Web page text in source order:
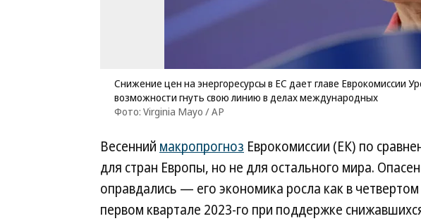
Снижение цен на энергоресурсы в ЕС дает главе Еврокомиссии
возможности гнуть свою линию в делах международных
Фото: Virginia Mayo / AP
Весенний макропрогноз Еврокомиссии (ЕК) по
для стран Европы, но не для остального мира.
оправдались — его экономика росла как в
первом квартале 2023-го при поддержке